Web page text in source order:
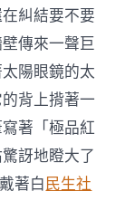
糾結要不要
傳來一聲巨
陽眼鏡的太
背上揹著一
著「極品紅
訝地瞪大了
著白民生社